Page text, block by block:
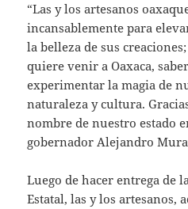
“Las y los artesanos
incansablemente para
la belleza de sus
quiere venir a Oaxaca,
experimentar la magia de
naturaleza y cultura.
nombre de nuestro estado
gobernador Alejandro
Luego de hacer entrega de
Estatal, las y los artesanos,